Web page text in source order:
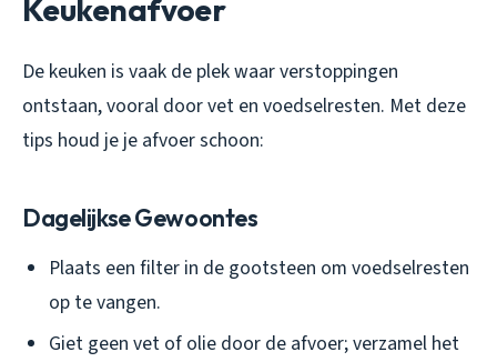
Keukenafvoer
De keuken is vaak de plek waar verstoppingen
ontstaan, vooral door vet en voedselresten. Met deze
tips houd je je afvoer schoon:
Dagelijkse Gewoontes
Plaats een filter in de gootsteen om voedselresten
op te vangen.
Giet geen vet of olie door de afvoer; verzamel het